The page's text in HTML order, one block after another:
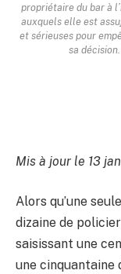
propriétaire du bar à
auxquels elle est
et sérieuses pour
sa
Mis à jour le 13
Alors qu’une
dizaine de
saisissant une
une cinquantaine